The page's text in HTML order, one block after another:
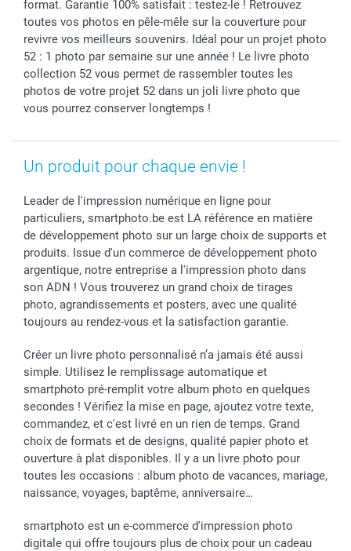
Vacances
Tarifs
Investisseurs
Droit de rétractation
Statut de ma commande
format. Garantie 100% satisfait : testez-le ! Retrouvez
toutes vos photos en pêle-mêle sur la couverture pour
revivre vos meilleurs souvenirs. Idéal pour un projet photo
52 : 1 photo par semaine sur une année ! Le livre photo
collection 52 vous permet de rassembler toutes les
photos de votre projet 52 dans un joli livre photo que
vous pourrez conserver longtemps !
Un produit pour chaque envie !
Leader de l'impression numérique en ligne pour
particuliers, smartphoto.be est LA référence en matière
de développement photo sur un large choix de supports et
produits. Issue d'un commerce de développement photo
argentique, notre entreprise a l'impression photo dans
son ADN ! Vous trouverez un grand choix de tirages
photo, agrandissements et posters, avec une qualité
toujours au rendez-vous et la satisfaction garantie.
Créer un livre photo personnalisé n’a jamais été aussi
simple. Utilisez le remplissage automatique et
smartphoto pré-remplit votre album photo en quelques
secondes ! Vérifiez la mise en page, ajoutez votre texte,
commandez, et c'est livré en un rien de temps. Grand
choix de formats et de designs, qualité papier photo et
ouverture à plat disponibles. Il y a un livre photo pour
toutes les occasions : album photo de vacances, mariage,
naissance, voyages, baptême, anniversaire…
smartphoto est un e-commerce d'impression photo
digitale qui offre toujours plus de choix pour un cadeau